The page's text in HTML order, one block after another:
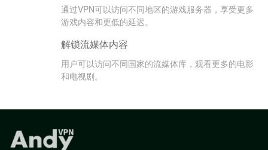
通过VPN可以访问不同地区的游戏服务器，享受更多
游戏内容和更低的延迟。
解锁流媒体内容
用户可以访问不同国家的流媒体库，观看更多的电影
和电视剧。